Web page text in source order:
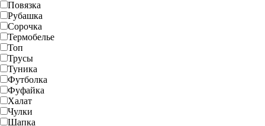
Повязка
Рубашка
Сорочка
Термобелье
Топ
Трусы
Туника
Футболка
Фуфайка
Халат
Чулки
Шапка